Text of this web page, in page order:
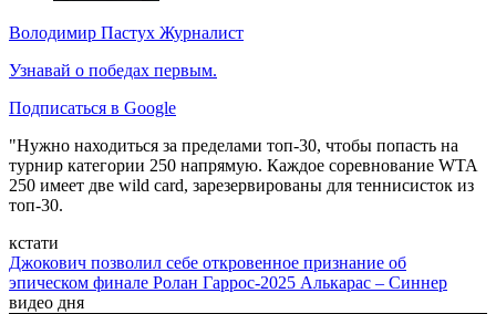
Володимир Пастух Журналист
Узнавай о победах первым.
Подписаться в Google
"Нужно находиться за пределами топ-30, чтобы попасть на
турнир категории 250 напрямую. Каждое соревнование WTA
250 имеет две wild card, зарезервированы для теннисисток из
топ-30.
кстати
Джокович позволил себе откровенное признание об
эпическом финале Ролан Гаррос-2025 Алькарас – Синнер
видео дня